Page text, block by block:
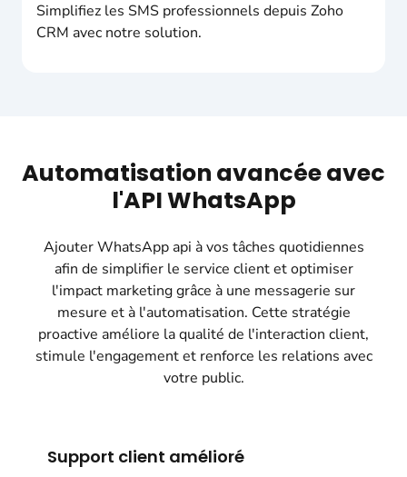
Simplifiez les SMS professionnels depuis Zoho
CRM avec notre solution.
Automatisation avancée avec
l'API WhatsApp
Ajouter WhatsApp api à vos tâches quotidiennes
afin de simplifier le service client et optimiser
l'impact marketing grâce à une messagerie sur
mesure et à l'automatisation. Cette stratégie
proactive améliore la qualité de l'interaction client,
stimule l'engagement et renforce les relations avec
votre public.
Support client amélioré